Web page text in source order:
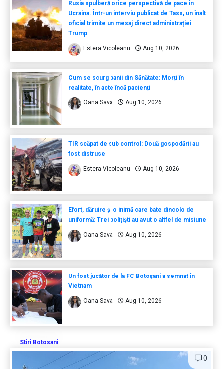
Rusia spulberă orice perspectivă de pace în
Ucraina. Într-un interviu publicat de Tass, un înalt
oficial trimite un mesaj direct administrației
Trump
Estera Vicoleanu Aug 10, 2026
Cum se scurg banii din Sănătate: Morți în
realitate, în acte încă pacienți
Oana Sava Aug 10, 2026
TIR scăpat de sub control: Două gospodării au
fost distruse
Estera Vicoleanu Aug 10, 2026
Efort, dăruire și o inimă care bate dincolo de
uniformă: Trei polițiști au avut o altfel de misiune
Oana Sava Aug 10, 2026
Un fost jucător de la FC Botoșani a semnat în
Vietnam
Oana Sava Aug 10, 2026
Stiri Botosani
0